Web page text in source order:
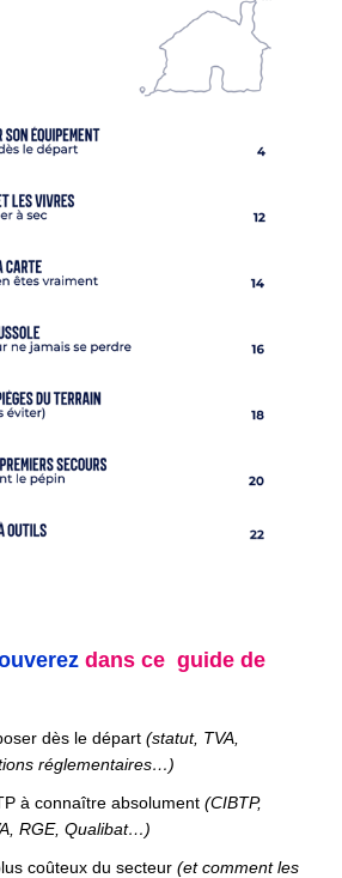
dans ce guide de
dès le départ (statut, TVA,
réglementaires…)
à connaître absolument (CIBTP,
RGE, Qualibat…)
coûteux du secteur (et comment les